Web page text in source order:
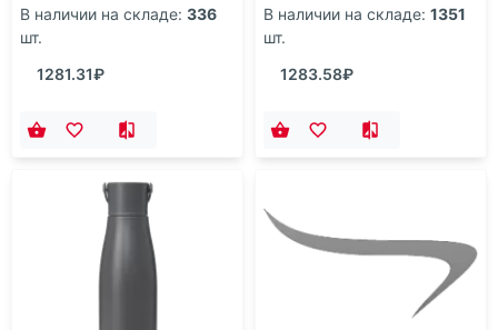
В наличии на складе: 336
шт.
1281.31₽
В наличии на складе: 1351
шт.
1283.58₽